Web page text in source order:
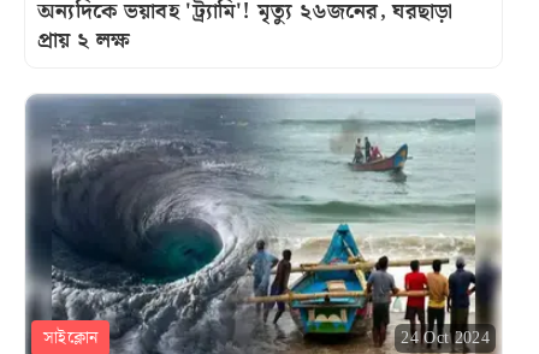
অন্যদিকে ভয়াবহ 'ট্র্যামি'! মৃত্যু ২৬জনের, ঘরছাড়া
প্রায় ২ লক্ষ
সাইক্লোন 24 Oct 2024